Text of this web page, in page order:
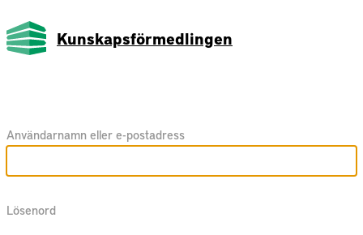
Kunskapsförmedlingen
Användarnamn eller e-postadress
Lösenord